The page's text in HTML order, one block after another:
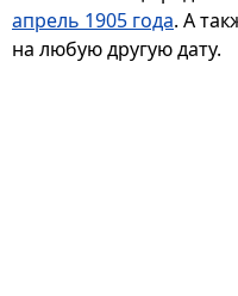
апрель 1905 года. А
на любую другую дату.